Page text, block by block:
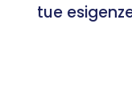
tue